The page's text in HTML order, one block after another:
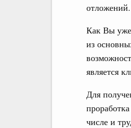
отложений.
Как Вы уже
из
является
Для
числе и